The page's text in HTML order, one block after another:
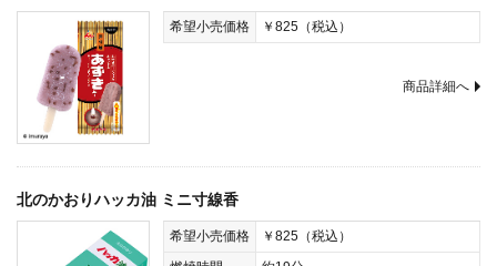
希望小売価格 ￥825（税込）
商品詳細へ
北のかおりハッカ油 ミニ寸線香
希望小売価格
￥825（税込）